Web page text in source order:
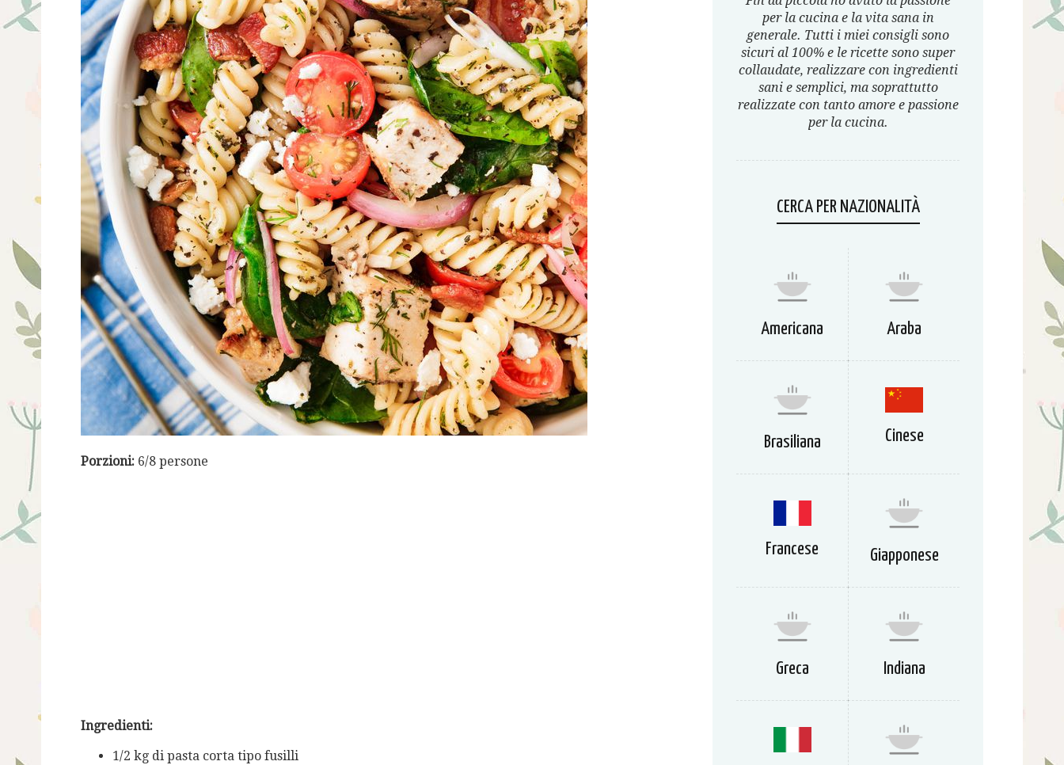
Porzioni: 6/8 persone
Ingredienti:
1/2 kg di pasta corta tipo fusilli
per la cucina e la vita sana in
generale. Tutti i miei consigli sono
sicuri al 100% e le ricette sono super
collaudate, realizzare con ingredienti
sani e semplici, ma soprattutto
realizzate con tanto amore e passione
per la cucina.
CERCA PER NAZIONALITÀ
Americana Araba
Brasiliana Cinese
Francese Giapponese
Greca Indiana